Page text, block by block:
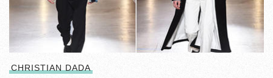
CHRISTIAN DADA